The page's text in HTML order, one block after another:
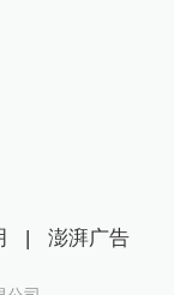
| 澎湃广告